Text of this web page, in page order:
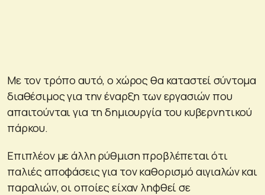
Με τον τρόπο αυτό, ο χώρος θα καταστεί σύντομα
διαθέσιμος για την έναρξη των εργασιών που
απαιτούνται για τη δημιουργία του κυβερνητικού
πάρκου.
Επιπλέον με άλλη ρύθμιση προβλέπεται ότι
παλιές αποφάσεις για τον καθορισμό αιγιαλών και
παραλιών, οι οποίες είχαν ληφθεί σε